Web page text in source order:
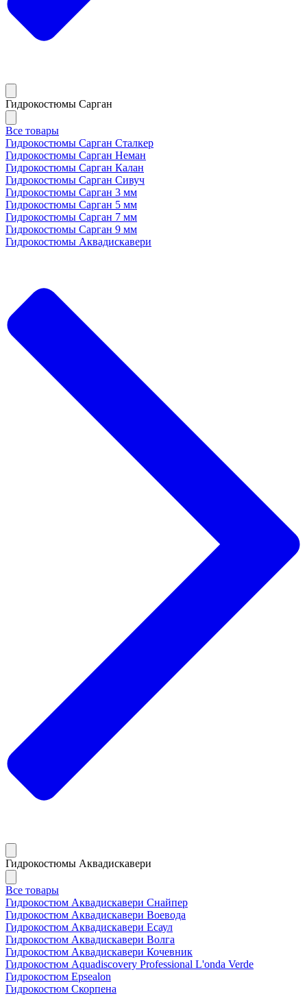
Гидрокостюмы Сарган
Все товары
Гидрокостюмы Сарган Сталкер
Гидрокостюмы Сарган Неман
Гидрокостюмы Сарган Калан
Гидрокостюмы Сарган Сивуч
Гидрокостюмы Сарган 3 мм
Гидрокостюмы Сарган 5 мм
Гидрокостюмы Сарган 7 мм
Гидрокостюмы Сарган 9 мм
Гидрокостюмы Аквадискавери
Гидрокостюмы Аквадискавери
Все товары
Гидрокостюм Аквадискавери Снайпер
Гидрокостюм Аквадискавери Воевода
Гидрокостюм Аквадискавери Есаул
Гидрокостюм Аквадискавери Волга
Гидрокостюм Аквадискавери Кочевник
Гидрокостюм Aquadiscovery Professional L'onda Verde
Гидрокостюм Epsealon
Гидрокостюм Скорпена